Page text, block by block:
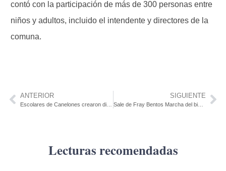
contó con la participación de más de 300 personas entre
niños y adultos, incluido el intendente y directores de la
comuna.
ANTERIOR SIGUIENTE
Sale de Fray Bentos Marcha del bicentenario de Rincón a Sarandí
Lecturas recomendadas